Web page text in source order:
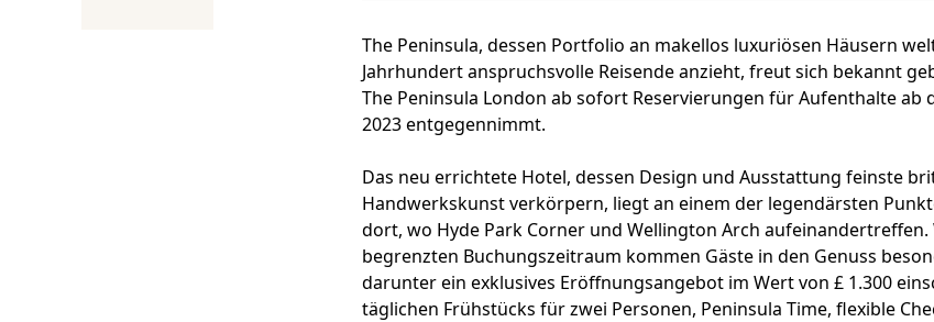
The Peninsula, dessen Portfolio an makellos luxuriösen Häusern
Jahrhundert anspruchsvolle Reisende anzieht, freut sich bekannt
The Peninsula London ab sofort Reservierungen für Aufenthalte ab
2023 entgegennimmt.
Das neu errichtete Hotel, dessen Design und Ausstattung feinste
Handwerkskunst verkörpern, liegt an einem der legendärsten
dort, wo Hyde Park Corner und Wellington Arch aufeinandertreffen.
begrenzten Buchungszeitraum kommen Gäste in den Genuss
darunter ein exklusives Eröffnungsangebot im Wert von £ 1.300
täglichen Frühstücks für zwei Personen, Peninsula Time, flexible